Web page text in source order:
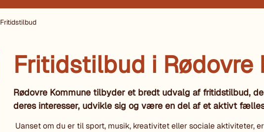
Fritidstilbud
Fritidstilbud i Rødovre
Rødovre Kommune tilbyder et bredt udvalg af fritidstilbud,
deres interesser, udvikle sig og være en del af et aktivt
Uanset om du er til sport, musik, kreativitet eller sociale aktiviteter,